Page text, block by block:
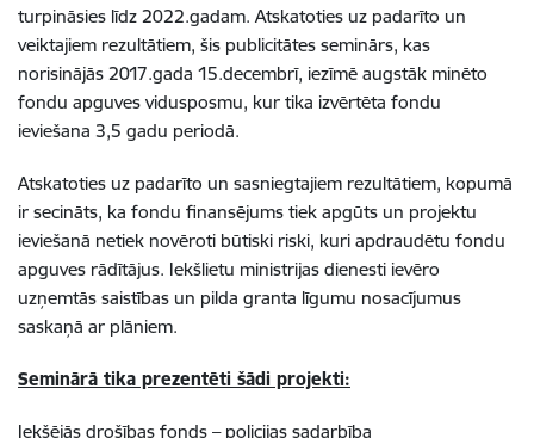
turpināsies līdz 2022.gadam. Atskatoties uz padarīto un
veiktajiem rezultātiem, šis publicitātes seminārs, kas
norisinājās 2017.gada 15.decembrī, iezīmē augstāk minēto
fondu apguves vidusposmu, kur tika izvērtēta fondu
ieviešana 3,5 gadu periodā.
Atskatoties uz padarīto un sasniegtajiem rezultātiem, kopumā
ir secināts, ka fondu finansējums tiek apgūts un projektu
ieviešanā netiek novēroti būtiski riski, kuri apdraudētu fondu
apguves rādītājus. Iekšlietu ministrijas dienesti ievēro
uzņemtās saistības un pilda granta līgumu nosacījumus
saskaņā ar plāniem.
Seminārā tika prezentēti šādi projekti:
Iekšējās drošības fonds – policijas sadarbība